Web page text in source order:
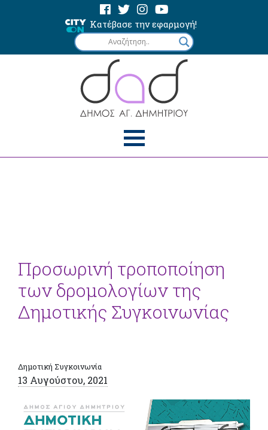
Κατέβασε την εφαρμογή!
Προσωρινή τροποποίηση
των δρομολογίων της
Δημοτικής Συγκοινωνίας
Δημοτική Συγκοινωνία
13 Αυγούστου, 2021